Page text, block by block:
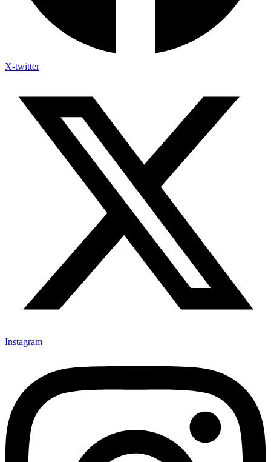
X-twitter
Instagram